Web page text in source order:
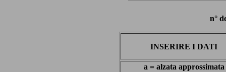
n°
INSERIRE I DATI
a = alzata approssimata